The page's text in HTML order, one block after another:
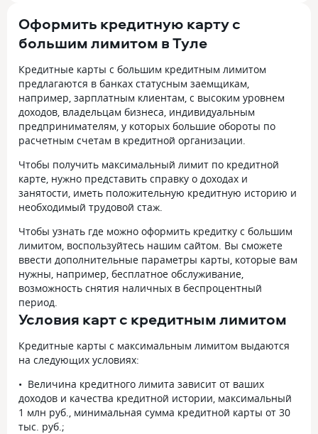
Оформить кредитную карту с
большим лимитом в Туле
Кредитные карты с большим кредитным лимитом
предлагаются в банках статусным заемщикам,
например, зарплатным клиентам, с высоким уровнем
доходов, владельцам бизнеса, индивидуальным
предпринимателям, у которых большие обороты по
расчетным счетам в кредитной организации.
Чтобы получить максимальный лимит по кредитной
карте, нужно представить справку о доходах и
занятости, иметь положительную кредитную историю и
необходимый трудовой стаж.
Чтобы узнать где можно оформить кредитку с большим
лимитом, воспользуйтесь нашим сайтом. Вы сможете
ввести дополнительные параметры карты, которые вам
нужны, например, бесплатное обслуживание,
возможность снятия наличных в беспроцентный
период.
Условия карт с кредитным лимитом
Кредитные карты с максимальным лимитом выдаются
на следующих условиях:
Величина кредитного лимита зависит от ваших
доходов и качества кредитной истории, максимальный
1 млн руб., минимальная сумма кредитной карты от 30
тыс. руб.;